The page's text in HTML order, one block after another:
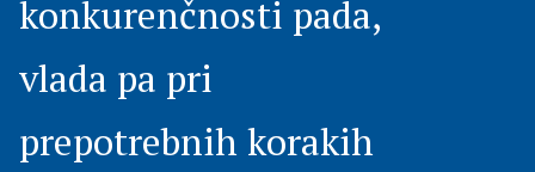
konkurenčnosti pada,
vlada pa pri
prepotrebnih korakih